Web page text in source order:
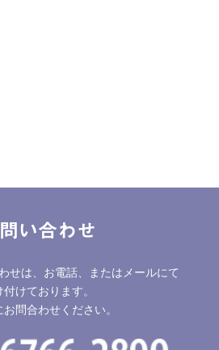
い合わせ
せは、お電話、またはメールにて
付けております。
問合わせください。